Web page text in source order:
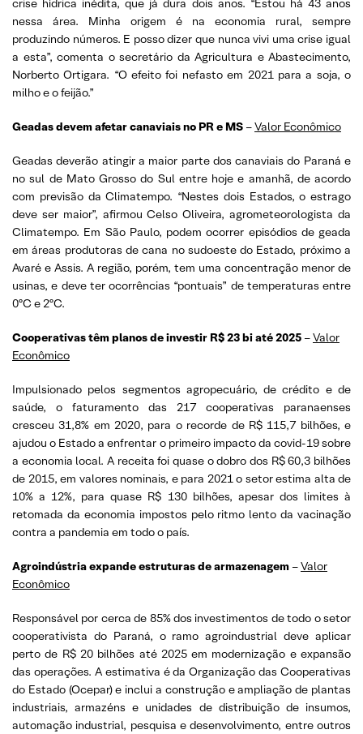
crise hídrica inédita, que já dura dois anos. “Estou há 43 anos
nessa área. Minha origem é na economia rural, sempre
produzindo números. E posso dizer que nunca vivi uma crise igual
a esta”, comenta o secretário da Agricultura e Abastecimento,
Norberto Ortigara. “O efeito foi nefasto em 2021 para a soja, o
milho e o feijão.”
Geadas devem afetar canaviais no PR e MS –Valor Econômico
Geadas deverão atingir a maior parte dos canaviais do Paraná e
no sul de Mato Grosso do Sul entre hoje e amanhã, de acordo
com previsão da Climatempo. “Nestes dois Estados, o estrago
deve ser maior”, afirmou Celso Oliveira, agrometeorologista da
Climatempo. Em São Paulo, podem ocorrer episódios de geada
em áreas produtoras de cana no sudoeste do Estado, próximo a
Avaré e Assis. A região, porém, tem uma concentração menor de
usinas, e deve ter ocorrências “pontuais” de temperaturas entre
0ºC e 2ºC.
Cooperativas têm planos de investir R$ 23 bi até 2025 –Valor
Econômico
Impulsionado pelos segmentos agropecuário, de crédito e de
saúde, o faturamento das 217 cooperativas paranaenses
cresceu 31,8% em 2020, para o recorde de R$ 115,7 bilhões, e
ajudou o Estado a enfrentar o primeiro impacto da covid-19 sobre
a economia local. A receita foi quase o dobro dos R$ 60,3 bilhões
de 2015, em valores nominais, e para 2021 o setor estima alta de
10% a 12%, para quase R$ 130 bilhões, apesar dos limites à
retomada da economia impostos pelo ritmo lento da vacinação
contra a pandemia em todo o país.
Agroindústria expande estruturas de armazenagem –Valor
Econômico
Responsável por cerca de 85% dos investimentos de todo o setor
cooperativista do Paraná, o ramo agroindustrial deve aplicar
perto de R$ 20 bilhões até 2025 em modernização e expansão
das operações. A estimativa é da Organização das Cooperativas
do Estado (Ocepar) e inclui a construção e ampliação de plantas
industriais, armazéns e unidades de distribuição de insumos,
automação industrial, pesquisa e desenvolvimento, entre outros